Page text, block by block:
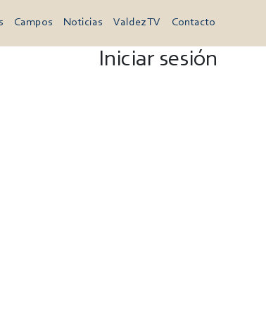
Campos Noticias Valdez TV Contacto
Iniciar sesión